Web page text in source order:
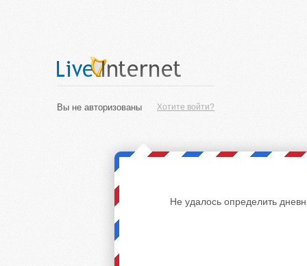
Хотите войти?
Вы не авторизованы
Не удалось определить